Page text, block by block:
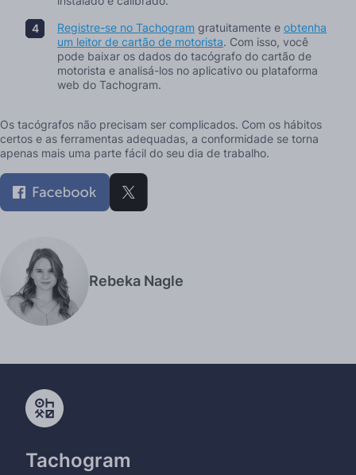
Registre-se no Tachogram gratuitamente e obtenha
um leitor de cartão de motorista. Com isso, você
pode baixar os dados do tacógrafo do cartão de
motorista e analisá-los no aplicativo ou plataforma
web do Tachogram.
Os tacógrafos não precisam ser complicados. Com os hábitos
certos e as ferramentas adequadas, a conformidade se torna
apenas mais uma parte fácil do seu dia de trabalho.
Rebeka Nagle
Tachogram